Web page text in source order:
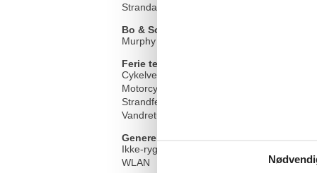
Strandafstand >500m
Bo & Sove
Murphy seng
Ferie temaer
Cykelvenlig
Motorcykling
Strandferie
Vandretur
Generelt udstyr
Ikke-rygere
WLAN